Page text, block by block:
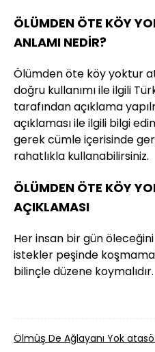
ÖLÜMDEN ÖTE KÖY
ANLAMI NEDİR?
Ölümden öte köy yoktur
doğru kullanımı ile ilgili
tarafından açıklama
açıklaması ile ilgili bilgi
gerek cümle içerisinde
rahatlıkla kullanabilirsiniz.
ÖLÜMDEN ÖTE KÖY
AÇIKLAMASI
Her insan bir gün
istekler peşinde
bilinçle düzene koymalıdır.
Ölmüş De Ağlayanı Yok